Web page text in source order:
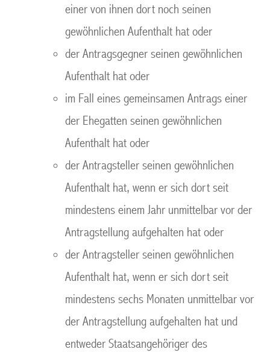
einer von ihnen dort noch seinen
gewöhnlichen Aufenthalt hat oder
der Antragsgegner seinen gewöhnlichen
Aufenthalt hat oder
im Fall eines gemeinsamen Antrags einer
der Ehegatten seinen gewöhnlichen
Aufenthalt hat oder
der Antragsteller seinen gewöhnlichen
Aufenthalt hat, wenn er sich dort seit
mindestens einem Jahr unmittelbar vor der
Antragstellung aufgehalten hat oder
der Antragsteller seinen gewöhnlichen
Aufenthalt hat, wenn er sich dort seit
mindestens sechs Monaten unmittelbar vor
der Antragstellung aufgehalten hat und
entweder Staatsangehöriger des